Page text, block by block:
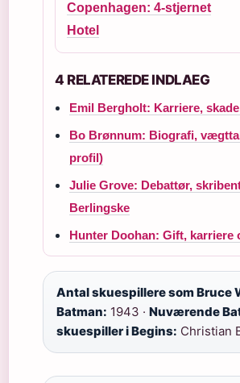
Copenhagen: 4-stjernet
Hotel
4 RELATEREDE INDLAEG
Emil Bergholt: Karriere,
Bo Brønnum: Biografi,
profil)
Julie Grove: Debattør,
Berlingske
Hunter Doohan: Gift, karriere
Antal skuespillere som Bruce
Batman: 1943 · Nuværende
skuespiller i Begins: Christian